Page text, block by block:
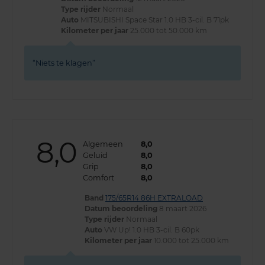
Type rijder Normaal
Auto MITSUBISHI Space Star 1.0 HB 3-cil. B 71pk
Kilometer per jaar 25.000 tot 50.000 km
Niets te klagen
8,0 Algemeen
8,0
Geluid
8,0
Grip
8,0
Comfort
8,0
Band 175/65R14 86H EXTRALOAD
Datum beoordeling 8 maart 2026
Type rijder Normaal
Auto VW Up! 1.0 HB 3-cil. B 60pk
Kilometer per jaar 10.000 tot 25.000 km